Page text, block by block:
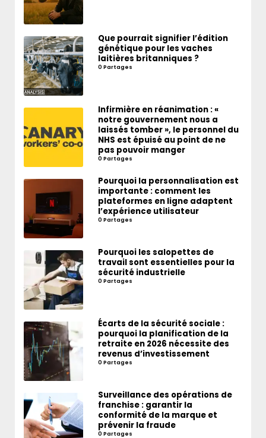
Que pourrait signifier l’édition
génétique pour les vaches
laitières britanniques ?
0 Partages
Infirmière en réanimation : «
notre gouvernement nous a
laissés tomber », le personnel du
NHS est épuisé au point de ne
pas pouvoir manger
0 Partages
Pourquoi la personnalisation est
importante : comment les
plateformes en ligne adaptent
l’expérience utilisateur
0 Partages
Pourquoi les salopettes de
travail sont essentielles pour la
sécurité industrielle
0 Partages
Écarts de la sécurité sociale :
pourquoi la planification de la
retraite en 2026 nécessite des
revenus d’investissement
0 Partages
Surveillance des opérations de
franchise : garantir la
conformité de la marque et
prévenir la fraude
0 Partages